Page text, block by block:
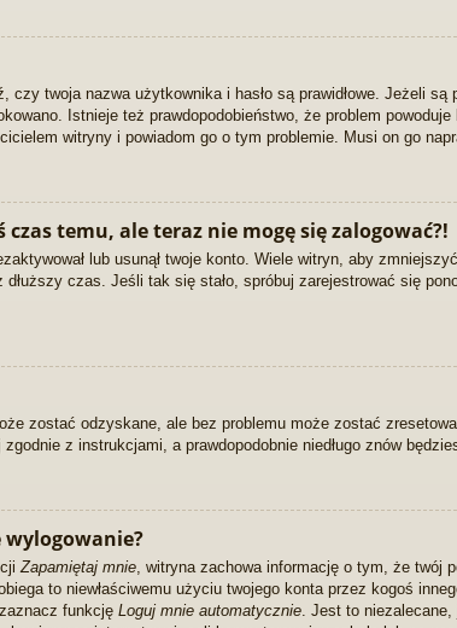
twoja nazwa użytkownika i hasło są prawidłowe. Jeżeli są
Istnieje też prawdopodobieństwo, że problem powoduje
witryny i powiadom go o tym problemie. Musi on go
temu, ale teraz nie mogę się zalogować?!
lub usunął twoje konto. Wiele witryn, aby
czas. Jeśli tak się stało, spróbuj zarejestrować się
zostać odzyskane, ale bez problemu może zostać
zgodnie z instrukcjami, a prawdopodobnie niedługo znów
wylogowanie?
Zapamiętaj mnie , witryna zachowa informację o tym, że twój
to niewłaściwemu użyciu twojego konta przez kogoś
funkcję Loguj mnie automatycznie . Jest to